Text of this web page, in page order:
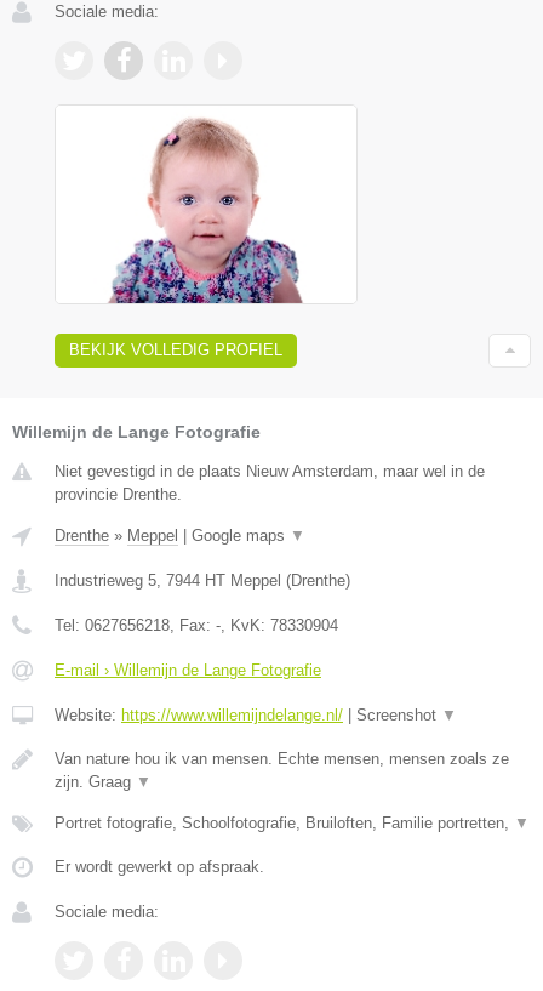
Sociale media:
BEKIJK VOLLEDIG PROFIEL
Willemijn de Lange Fotografie
Niet gevestigd in de plaats Nieuw Amsterdam, maar wel in de
provincie Drenthe.
Drenthe » Meppel Google maps ▼
Industrieweg 5, 7944 HT Meppel (Drenthe)
Tel: 0627656218, Fax: -, KvK: 78330904
E-mail › Willemijn de Lange Fotografie
Website: https://www.willemijndelange.nl/ Screenshot ▼
Van nature hou ik van mensen. Echte mensen, mensen zoals ze
zijn. Graag ▼
Portret fotografie, Schoolfotografie, Bruiloften, Familie portretten, ▼
Er wordt gewerkt op afspraak.
Sociale media: